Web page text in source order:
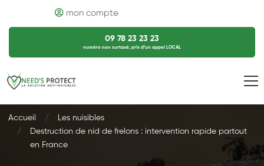
mon compte
09 78 23 23 23
numéro non surtaxé, prix d’un appel LOCAL
Accueil
Les nuisibles
Destruction de nid de frelons : intervention rapide partout
en France